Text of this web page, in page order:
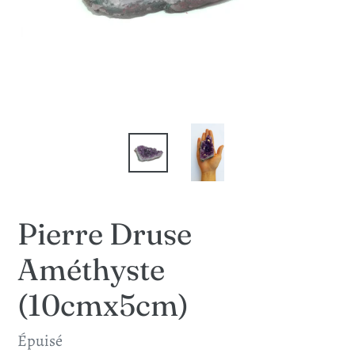
Pierre Druse
Améthyste
(10cmx5cm)
Prix
Épuisé